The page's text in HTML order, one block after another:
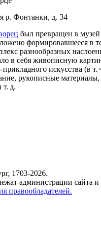
р. Фонтанки, д. 34
был превращен в
формировавшееся в
разнообразных
в себя живописную
искусства (в
рукописные
д.
1703-2026.
администрации сайта и
правообладателей.